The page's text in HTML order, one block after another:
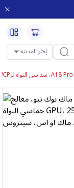
إختر المدينة